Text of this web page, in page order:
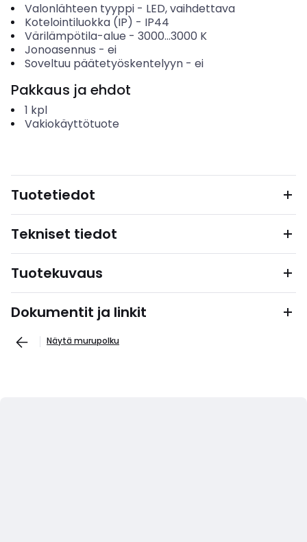
Valonlähteen tyyppi- LED, vaihdettava
Kotelointiluokka (IP) - IP44
Värilämpötila-alue - 3000...3000 K
Jonoasennus - ei
Soveltuu päätetyöskentelyyn- ei
Pakkaus ja ehdot
1 kpl
Vakiokäyttötuote
Tuotetiedot
Tekniset tiedot
Tuotekuvaus
Dokumentit ja linkit
Näytä murupolku